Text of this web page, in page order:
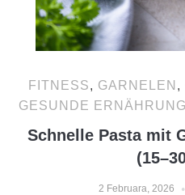
FITNESS, GARNELEN ,
GESUNDE ERNÄHRUNG
Schnelle Pasta mit
2 Februara, 2026